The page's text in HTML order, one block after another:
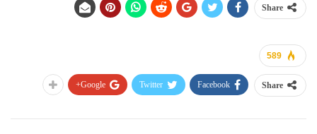
Share
589
Share
Facebook
Twitter
Google+